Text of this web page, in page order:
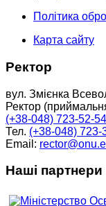
Політика
Карта сайту
Ректор
вул. Змієнка
Ректор
(+38-048) 723-52-54
Тел. (+38-048) 723-
Email:
Наші партнери